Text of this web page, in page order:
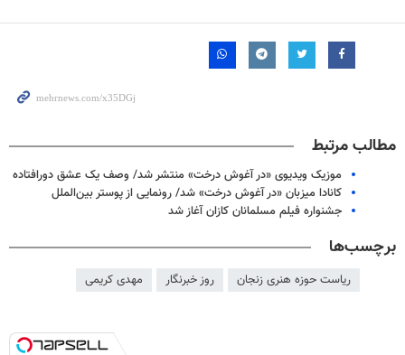
مطالب مرتبط
موزیک ویدیوی «در آغوش درخت» منتشر شد/ وصف یک عشق دورافتاده
کانادا میزبان «در آغوش درخت» شد/ رونمایی از پوستر بین‌الملل
جشنواره فیلم مسلمانان کازان آغاز شد
برچسب‌ها
ریاست حوزه هنری زنجان روز خبرنگار مهدی کریمی